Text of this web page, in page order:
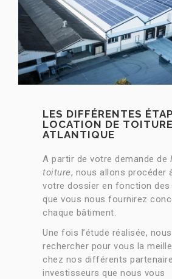
LES DIFFÉRENTES
LOCATION DE
ATLANTIQUE
A partir de votre demande de
toiture, nous allons procéder
votre dossier en fonction des
que vous nous fournirez
chaque bâtiment.
Une fois l’étude réalisée,
rechercher pour vous la
chez nos différents
investisseurs que nous vous